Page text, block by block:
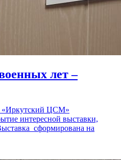
лет –
«Иркутский ЦСМ»
интересной выставки,
сформирована на